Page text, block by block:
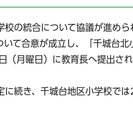
の統合について協議が進めら
て合意が成立し、「千城台北
（月曜日）に教育長へ提出さ
続き、千城台地区小学校では